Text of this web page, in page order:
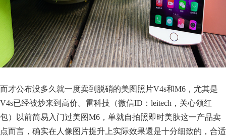
而才公布没多久就一度卖到脱硝的美图照片V4s和M6，尤其是
V4s已经被炒来到高价。雷科技（微信ID：leitech，关心领红
包）以前简易入门过美图M6，单就自拍照即时美肤这一产品卖
点而言，确实在人像图片提升上实际效果還是十分细致的，合适